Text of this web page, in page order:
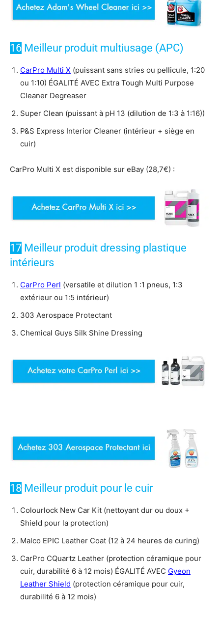
16 Meilleur produit multiusage (APC)
CarPro Multi X (puissant sans stries ou pellicule, 1:20
ou 1:10) ÉGALITÉ AVEC Extra Tough Multi Purpose
Cleaner Degreaser
Super Clean (puissant à pH 13 (dilution de 1:3 à 1:16))
P&S Express Interior Cleaner (intérieur + siège en
cuir)
CarPro Multi X est disponible sur eBay (28,7€) :
17 Meilleur produit dressing plastique
intérieurs
CarPro Perl (versatile et dilution 1 :1 pneus, 1:3
extérieur ou 1:5 intérieur)
303 Aerospace Protectant
Chemical Guys Silk Shine Dressing
18 Meilleur produit pour le cuir
Colourlock New Car Kit (nettoyant dur ou doux +
Shield pour la protection)
Malco EPIC Leather Coat (12 à 24 heures de curing)
CarPro CQuartz Leather (protection céramique pour
cuir, durabilité 6 à 12 mois) ÉGALITÉ AVEC Gyeon
Leather Shield (protection céramique pour cuir,
durabilité 6 à 12 mois)